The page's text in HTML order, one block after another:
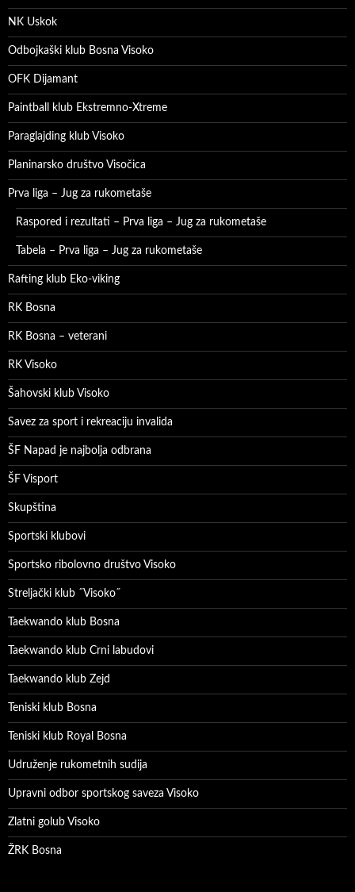
NK Uskok
Odbojkaški klub Bosna Visoko
OFK Dijamant
Paintball klub Ekstremno-Xtreme
Paraglajding klub Visoko
Planinarsko društvo Visočica
Prva liga – Jug za rukometaše
Raspored i rezultati – Prva liga – Jug za rukometaše
Tabela – Prva liga – Jug za rukometaše
Rafting klub Eko-viking
RK Bosna
RK Bosna – veterani
RK Visoko
Šahovski klub Visoko
Savez za sport i rekreaciju invalida
ŠF Napad je najbolja odbrana
ŠF Visport
Skupština
Sportski klubovi
Sportsko ribolovno društvo Visoko
Streljački klub ˝Visoko˝
Taekwando klub Bosna
Taekwando klub Crni labudovi
Taekwando klub Zejd
Teniski klub Bosna
Teniski klub Royal Bosna
Udruženje rukometnih sudija
Upravni odbor sportskog saveza Visoko
Zlatni golub Visoko
ŽRK Bosna